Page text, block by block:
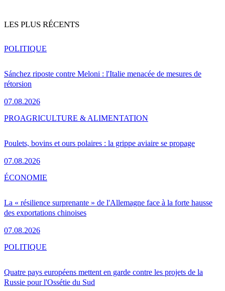
LES PLUS RÉCENTS
Sánchez riposte contre Meloni : l'Italie menacée de mesures de
rétorsion
07.08.2026
POLITIQUE
Poulets, bovins et ours polaires : la grippe aviaire se propage
07.08.2026
PROAGRICULTURE & ALIMENTATION
La « résilience surprenante » de l'Allemagne face à la forte hausse
des exportations chinoises
07.08.2026
ÉCONOMIE
Quatre pays européens mettent en garde contre les projets de la
Russie pour l'Ossétie du Sud
POLITIQUE